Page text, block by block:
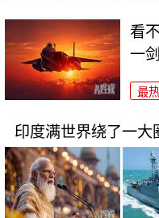
看
一
最热
印度满世界绕了一大